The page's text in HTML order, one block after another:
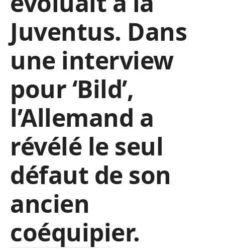
Juventus. Dans
une interview
pour ‘Bild’,
l’Allemand a
révélé le seul
défaut de son
ancien
coéquipier.